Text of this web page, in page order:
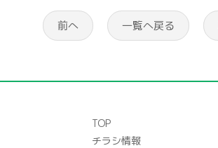
前へ 一覧へ戻る
TOP
チラシ情報